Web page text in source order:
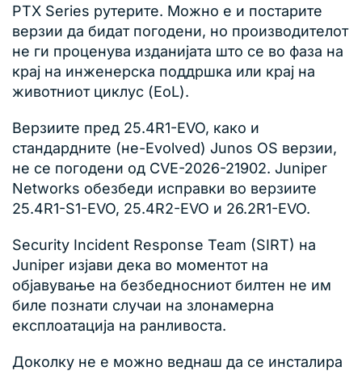
PTX Series рутерите. Можно е и постарите
верзии да бидат погодени, но производителот
не ги проценува изданијата што се во фаза на
крај на инженерска поддршка или крај на
животниот циклус (EoL).
Верзиите пред 25.4R1-EVO, како и
стандардните (не-Evolved) Junos OS верзии,
не се погодени од CVE-2026-21902. Juniper
Networks обезбеди исправки во верзиите
25.4R1-S1-EVO, 25.4R2-EVO и 26.2R1-EVO.
Security Incident Response Team (SIRT) на
Juniper изјави дека во моментот на
објавување на безбедносниот билтен не им
биле познати случаи на злонамерна
експлоатација на ранливоста.
Доколку не е можно веднаш да се инсталира